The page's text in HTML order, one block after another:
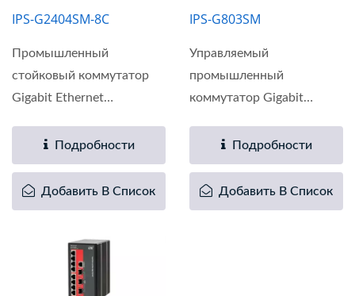
IPS-G2404SM-8C
Промышленный
стойковый коммутатор
Gigabit Ethernet
Подробности
Добавить В Список
IPS-G803SM
Управляемый
промышленный
коммутатор Gigabit
Подробности
Добавить В Список